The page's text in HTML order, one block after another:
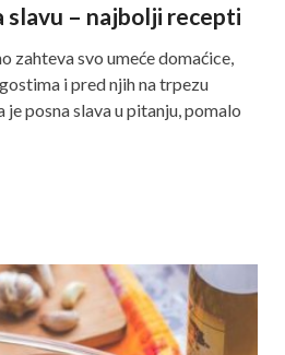
slavu – najbolji recepti
zahteva svo umeće domaćice,
i pred njih na trpezu
je posna slava u pitanju, pomalo